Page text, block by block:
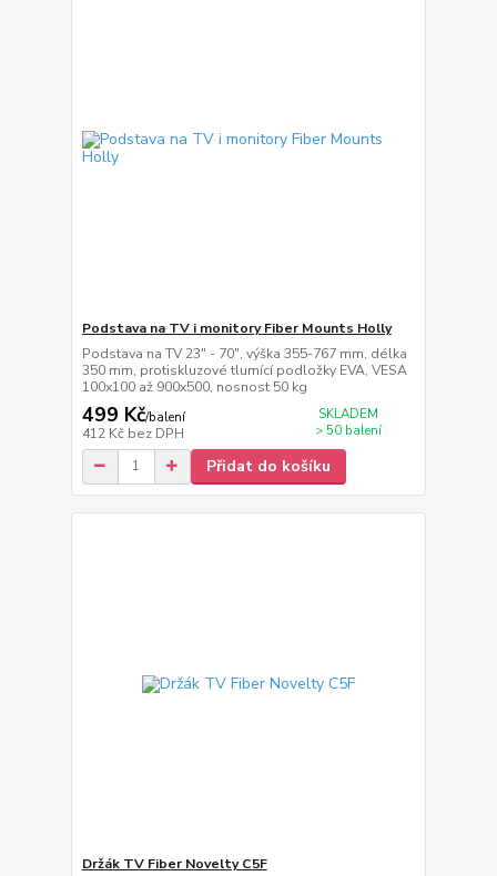
Podstava na TV i monitory Fiber Mounts Holly
Podstava na TV 23" - 70", výška 355-767 mm, délka
350 mm, protiskluzové tlumící podložky EVA, VESA
100x100 až 900x500, nosnost 50 kg
499 Kč/balení
412 Kč bez DPH
SKLADEM
> 50 balení
Přidat do košíku
Držák TV Fiber Novelty C5F